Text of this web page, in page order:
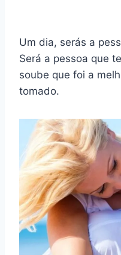
Um dia, serás a
Será a pessoa que
soube que foi a
tomado.